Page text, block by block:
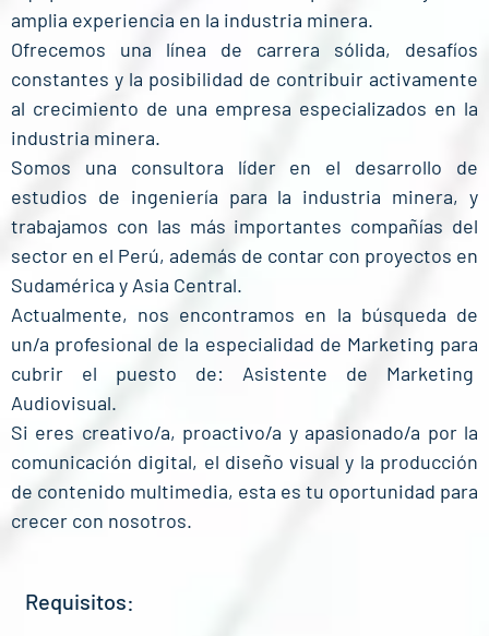
amplia experiencia en la industria minera.
Ofrecemos una línea de carrera sólida, desafíos
constantes y la posibilidad de contribuir activamente
al crecimiento de una empresa especializados en la
industria minera.
Somos una consultora líder en el desarrollo de
estudios de ingeniería para la industria minera, y
trabajamos con las más importantes compañías del
sector en el Perú, además de contar con proyectos en
Sudamérica y Asia Central.
Actualmente, nos encontramos en la búsqueda de
un/a profesional de la especialidad de Marketing para
cubrir el puesto de: Asistente de Marketing
Audiovisual.
Si eres creativo/a, proactivo/a y apasionado/a por la
comunicación digital, el diseño visual y la producción
de contenido multimedia, esta es tu oportunidad para
crecer con nosotros.
Requisitos: